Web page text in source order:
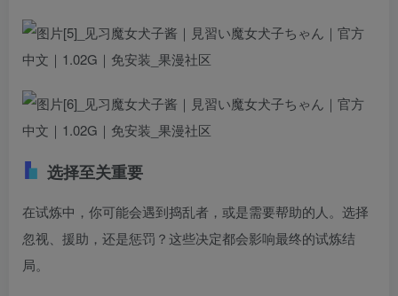
选择至关重要
在试炼中，你可能会遇到捣乱者，或是需要帮助的人。选择
忽视、援助，还是惩罚？这些决定都会影响最终的试炼结
局。